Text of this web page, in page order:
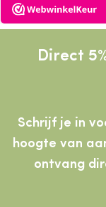
Direct
Schrijf je in
hoogte van
ontvang